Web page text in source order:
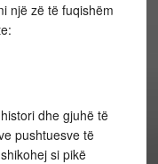
një zë të fuqishëm
dhe gjuhë të
pushtuesve të
si pikë